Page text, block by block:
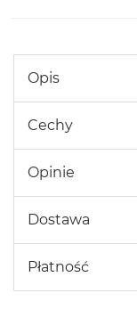
Opis
Cechy
Opinie
Dostawa
Płatność